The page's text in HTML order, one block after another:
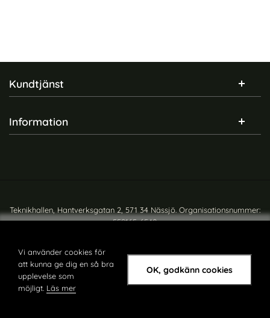
Vi använder cookies för
att kunna ge dig en så bra
upplevelse som
möjligt. Läs mer
OK, godkänn cookies
Sidfot Blandad info och länkar
Kundtjänst
Information
Teknikhallen, Hantverksgatan 2, 571 34 Nässjö. Organisationsnummer:
559165-6540